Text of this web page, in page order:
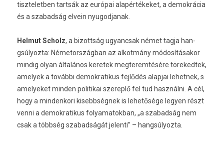
tiszteletb­en tartsák az európai alapértékeket, a de­mok­rácia
és a szabad­ság el­vein nyugod­janak.
Hel­mut Scholz, a bi­zottság ugyancsak német tagja han­
gsúlyoz­ta: Németország­ban az al­kot­mány módosításakor
min­dig olyan általános keretek meg­terem­tésére töreked­tek,
amelyek a további de­mok­ratikus fejlődés al­ap­jai lehet­nek, s
amelyeket mind­en politikai szereplő fel tud használni. A cél,
hogy a min­denkori kisebbség­nek is lehetősége legy­en részt
venni a de­mok­ratikus folyamatok­ban, „a szabad­ság nem
csak a többség szabad­ságát jelen­ti” – han­gsúlyoz­ta.